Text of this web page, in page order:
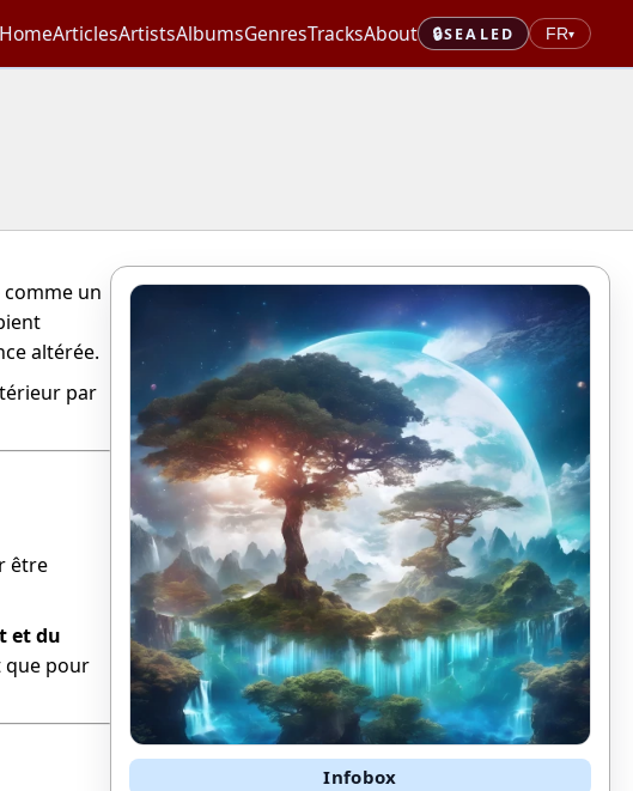
HomeArticlesArtistsAlbumsGenresTracksAbout 🔒SEALED FR▾
un
altérée.
par
être
et du
que pour
Infobox